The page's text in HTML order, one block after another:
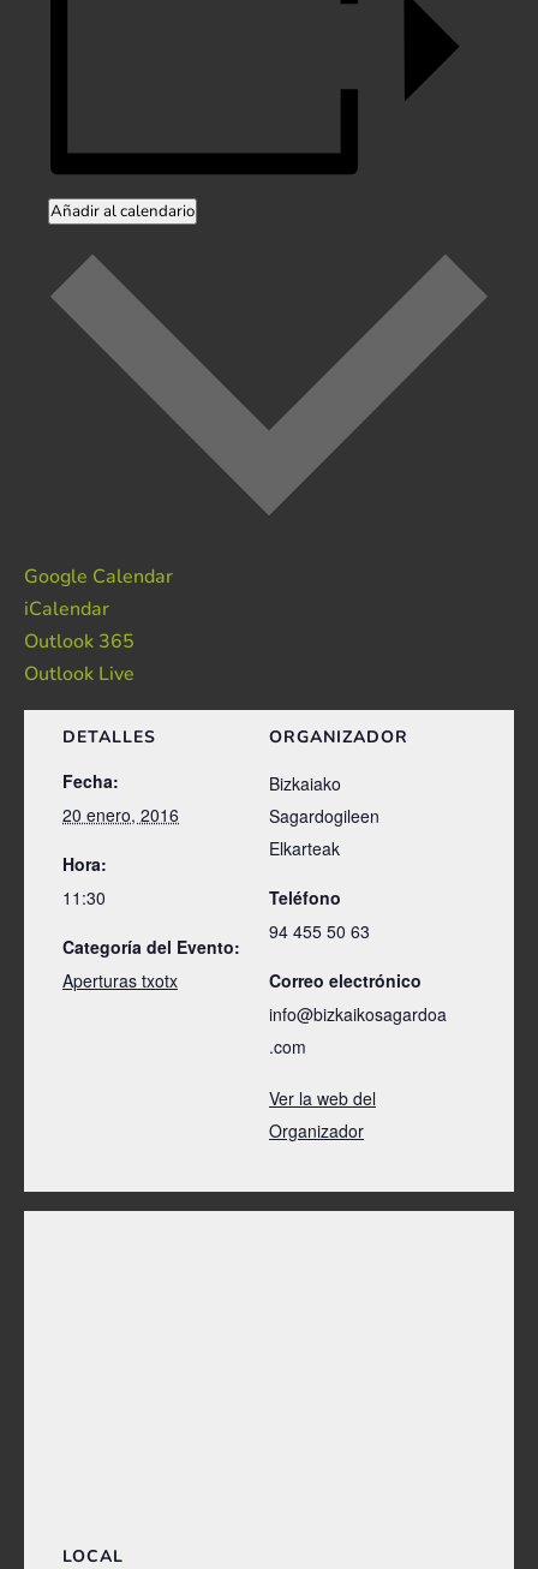
Añadir al calendario
Google Calendar
iCalendar
Outlook 365
Outlook Live
DETALLES
Fecha:
20 enero, 2016
Hora:
11:30
Categoría del Evento:
Aperturas txotx
ORGANIZADOR
Bizkaiako
Sagardogileen
Elkarteak
Teléfono
94 455 50 63
Correo electrónico
info@bizkaikosagardoa
.com
Ver la web del
Organizador
LOCAL